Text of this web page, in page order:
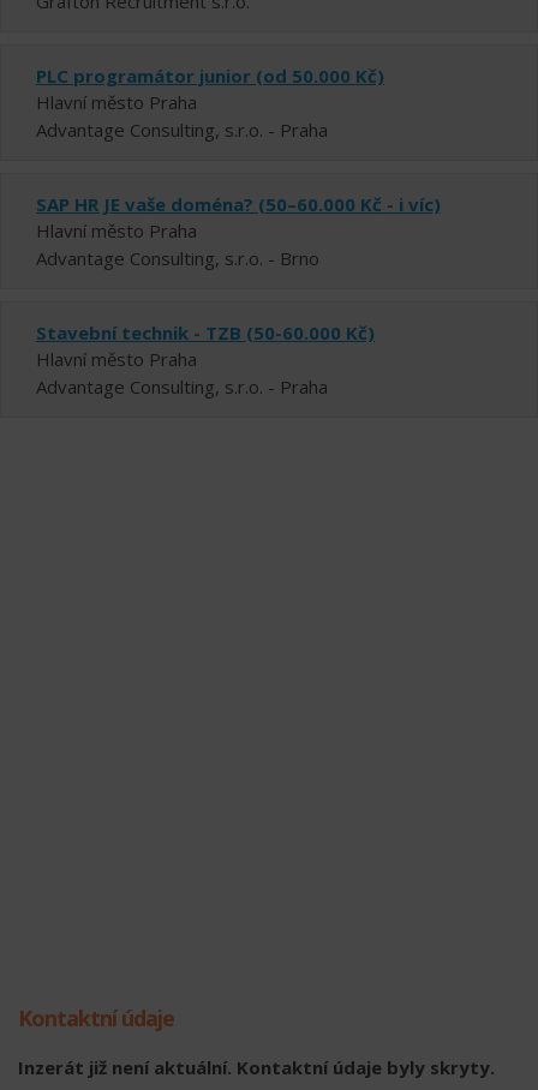
PLC programátor junior (od 50.000 Kč)
Hlavní město Praha
Advantage Consulting, s.r.o. - Praha
SAP HR JE vaše doména? (50–60.000 Kč - i víc)
Hlavní město Praha
Advantage Consulting, s.r.o. - Brno
Stavební technik - TZB (50-60.000 Kč)
Hlavní město Praha
Advantage Consulting, s.r.o. - Praha
Kontaktní údaje
Inzerát již není aktuální. Kontaktní údaje byly skryty.